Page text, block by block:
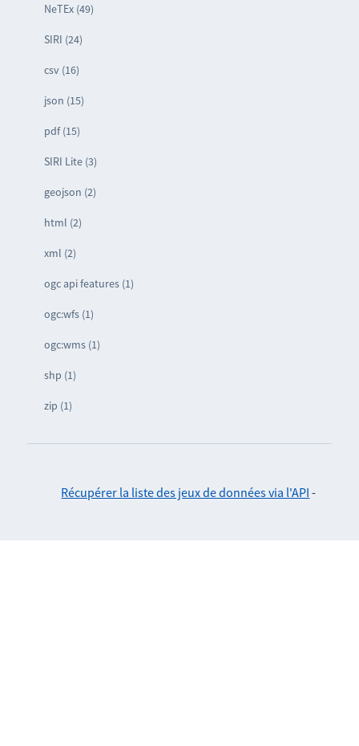
NeTEx (49)
SIRI (24)
csv (16)
json (15)
pdf (15)
SIRI Lite (3)
geojson (2)
html (2)
xml (2)
ogc api features (1)
ogc:wfs (1)
ogc:wms (1)
shp (1)
zip (1)
Récupérer la liste des jeux de données via l'API -